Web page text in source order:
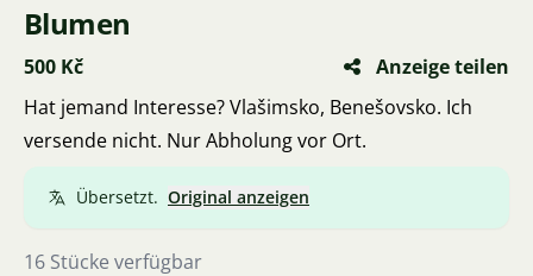
Blumen
500 Kč
Anzeige teilen
Hat jemand Interesse? Vlašimsko, Benešovsko. Ich
versende nicht. Nur Abholung vor Ort.
Übersetzt. Original anzeigen
16 Stücke verfügbar